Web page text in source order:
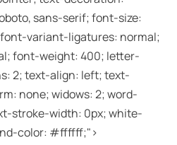
sans-serif; font-size:
variant-ligatures: normal;
font-weight: 400; letter-
2; text-align: left; text-
none; widows: 2; word-
stroke-width: 0px; white-
color: #ffffff;">